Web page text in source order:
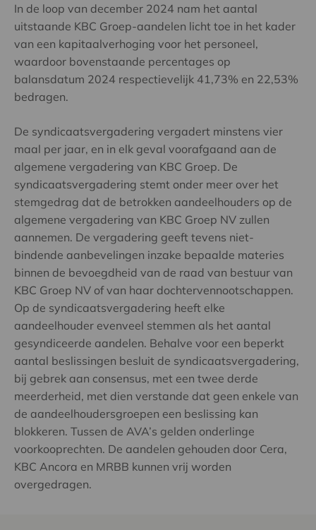
In de loop van december 2024 nam het aantal
uitstaande KBC Groep-aandelen licht toe in het kader
van een kapitaalverhoging voor het personeel,
waardoor bovenstaande percentages op
balansdatum 2024 respectievelijk 41,73% en 22,53%
bedragen.
De syndicaatsvergadering vergadert minstens vier
maal per jaar, en in elk geval voorafgaand aan de
algemene vergadering van KBC Groep. De
syndicaatsvergadering stemt onder meer over het
stemgedrag dat de betrokken aandeelhouders op de
algemene vergadering van KBC Groep NV zullen
aannemen. De vergadering geeft tevens niet-
bindende aanbevelingen inzake bepaalde materies
binnen de bevoegdheid van de raad van bestuur van
KBC Groep NV of van haar dochtervennootschappen.
Op de syndicaatsvergadering heeft elke
aandeelhouder evenveel stemmen als het aantal
gesyndiceerde aandelen. Behalve voor een beperkt
aantal beslissingen besluit de syndicaatsvergadering,
bij gebrek aan consensus, met een twee derde
meerderheid, met dien verstande dat geen enkele van
de aandeelhoudersgroepen een beslissing kan
blokkeren. Tussen de AVA’s gelden onderlinge
voorkooprechten. De aandelen gehouden door Cera,
KBC Ancora en MRBB kunnen vrij worden
overgedragen.